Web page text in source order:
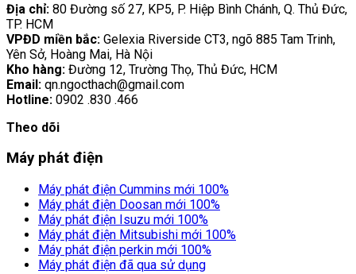
Địa chỉ: 80 Đường số 27, KP5, P. Hiệp Bình Chánh, Q. Thủ Đức,
TP. HCM
VPĐD miền bắc: Gelexia Riverside CT3, ngõ 885 Tam Trinh,
Yên Sở, Hoàng Mai, Hà Nội
Kho hàng: Đường 12, Trường Thọ, Thủ Đức, HCM
Email: qn.ngocthach@gmail.com
Hotline: 0902 .830 .466
Theo dõi
Máy phát điện
Máy phát điện Cummins mới 100%
Máy phát điện Doosan mới 100%
Máy phát điện Isuzu mới 100%
Máy phát điện Mitsubishi mới 100%
Máy phát điện perkin mới 100%
Máy phát điện đã qua sử dụng